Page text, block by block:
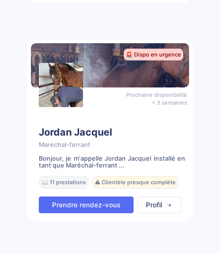
🚨 Dispo en urgence
Prochaine disponibilité
< 3 semaines
Jordan Jacquel
Marechal-ferrant
Bonjour, je m'appelle Jordan Jacquel installé en
tant que Maréchal-ferrant ...
📖 11 prestations ⚠️ Clientèle presque complète
Prendre rendez-vous Profil